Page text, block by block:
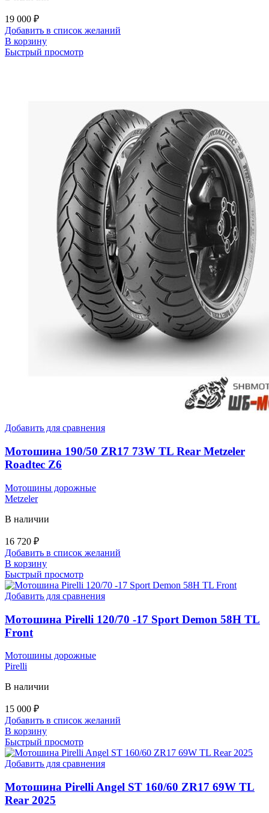
19 000 ₽
Добавить в список желаний
В корзину
Быстрый просмотр
Добавить для сравнения
Мотошина 190/50 ZR17 73W TL Rear Metzeler
Roadtec Z6
Мотошины дорожные
Metzeler
В наличии
16 720 ₽
Добавить в список желаний
В корзину
Быстрый просмотр
Добавить для сравнения
Мотошина Pirelli 120/70 -17 Sport Demon 58H TL
Front
Мотошины дорожные
Pirelli
В наличии
15 000 ₽
Добавить в список желаний
В корзину
Быстрый просмотр
Добавить для сравнения
Мотошина Pirelli Angel ST 160/60 ZR17 69W TL
Rear 2025